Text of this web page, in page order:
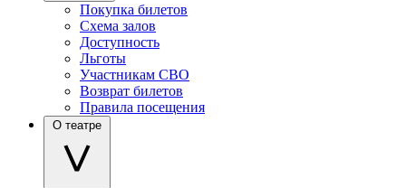
Покупка билетов
Схема залов
Доступность
Льготы
Участникам СВО
Возврат билетов
Правила посещения
О театре